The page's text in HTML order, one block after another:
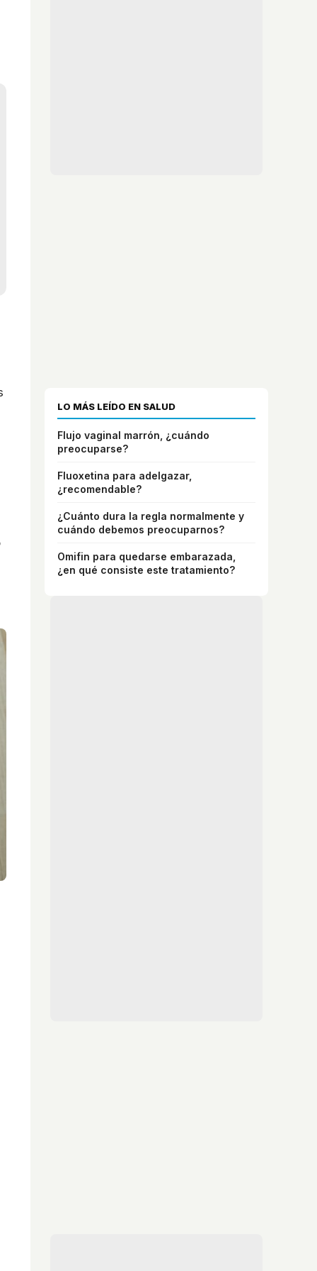
LO MÁS LEÍDO EN SALUD
Flujo vaginal marrón, ¿cuándo
preocuparse?
Fluoxetina para adelgazar,
¿recomendable?
¿Cuánto dura la regla normalmente y
cuándo debemos preocuparnos?
Omifin para quedarse embarazada,
¿en qué consiste este tratamiento?